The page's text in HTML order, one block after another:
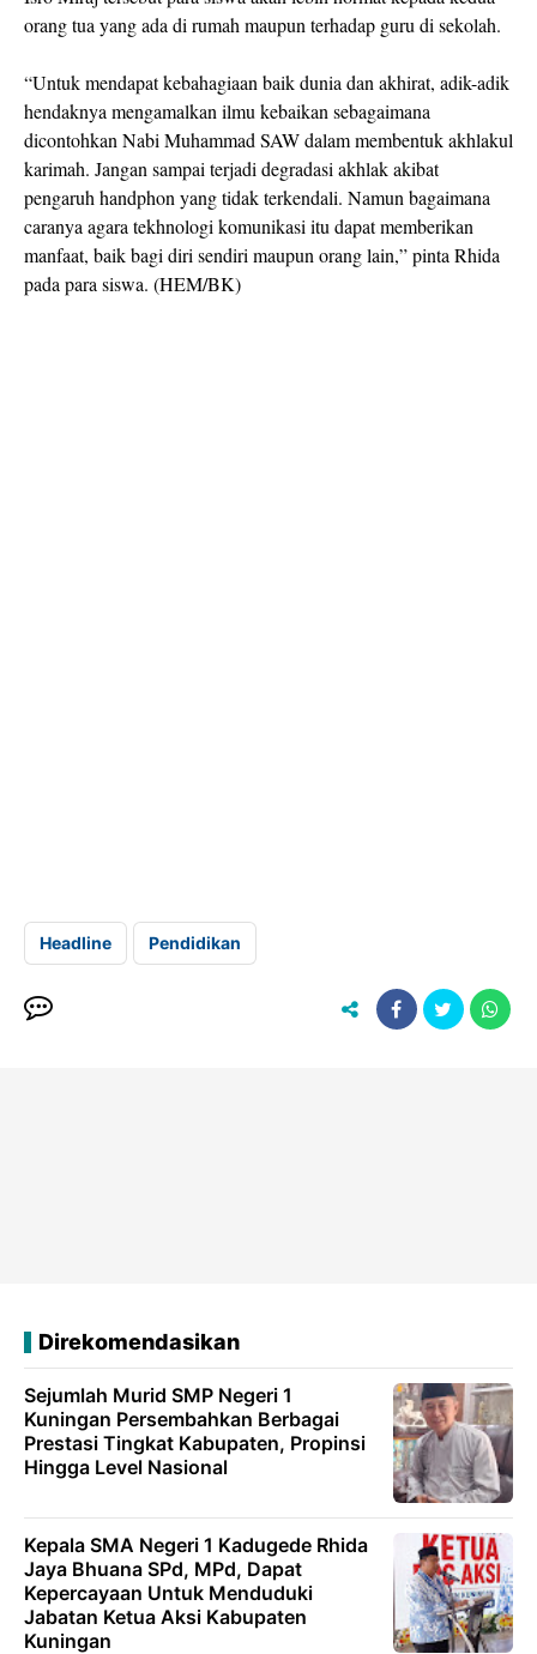
orang tua yang ada di rumah maupun terhadap guru di sekolah.
“Untuk mendapat kebahagiaan baik dunia dan akhirat, adik-adik
hendaknya mengamalkan ilmu kebaikan sebagaimana
dicontohkan Nabi Muhammad SAW dalam membentuk akhlakul
karimah. Jangan sampai terjadi degradasi akhlak akibat
pengaruh handphon yang tidak terkendali. Namun bagaimana
caranya agara tekhnologi komunikasi itu dapat memberikan
manfaat, baik bagi diri sendiri maupun orang lain,” pinta Rhida
pada para siswa. (HEM/BK)
Headline Pendidikan
Direkomendasikan
Sejumlah Murid SMP Negeri 1
Kuningan Persembahkan Berbagai
Prestasi Tingkat Kabupaten, Propinsi
Hingga Level Nasional
Kepala SMA Negeri 1 Kadugede Rhida
Jaya Bhuana SPd, MPd, Dapat
Kepercayaan Untuk Menduduki
Jabatan Ketua Aksi Kabupaten
Kuningan